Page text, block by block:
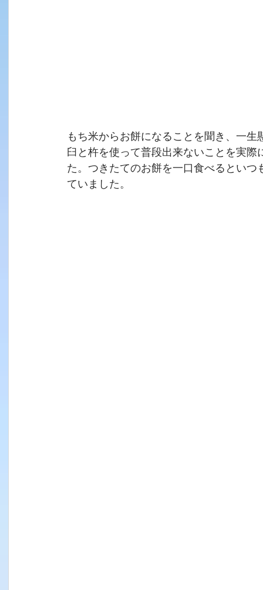
もち米からお餅になることを聞き、一
臼と杵を使って普段出来ないことを実
た。つきたてのお餅を一口食べるとい
ていました。